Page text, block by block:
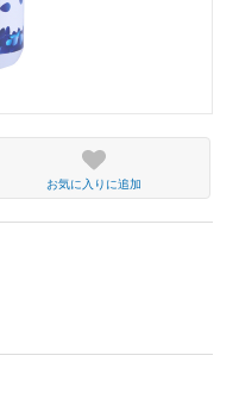
お気に入りに追加